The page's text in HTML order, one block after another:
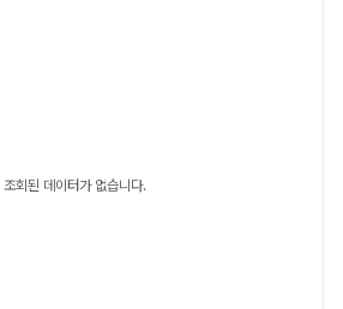
조회된 데이터가 없습니다.